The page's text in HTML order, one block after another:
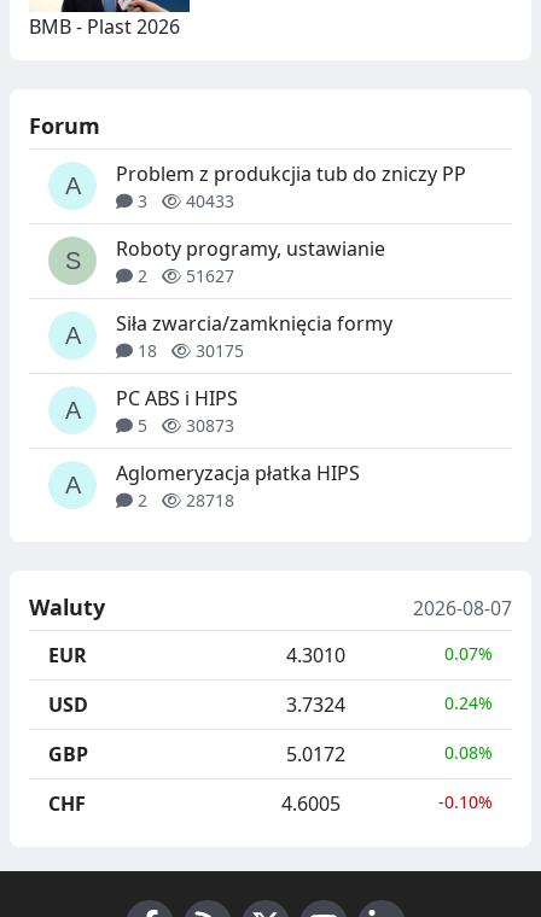
BMB - Plast 2026
Forum
Problem z produkcjia tub do zniczy PP
3 40433
Roboty programy, ustawianie
2 51627
Siła zwarcia/zamknięcia formy
18 30175
PC ABS i HIPS
5 30873
Aglomeryzacja płatka HIPS
2 28718
Waluty
2026-08-07
EUR
4.3010 0.07%
USD 3.7324 0.24%
GBP 5.0172 0.08%
CHF 4.6005 -0.10%